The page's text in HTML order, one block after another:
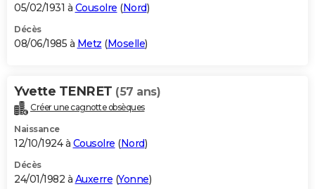
05/02/1931 à Cousolre (Nord)
Décès
08/06/1985 à Metz (Moselle)
Yvette TENRET (57 ans)
Créer une cagnotte obsèques
Naissance
12/10/1924 à Cousolre (Nord)
Décès
24/01/1982 à Auxerre (Yonne)